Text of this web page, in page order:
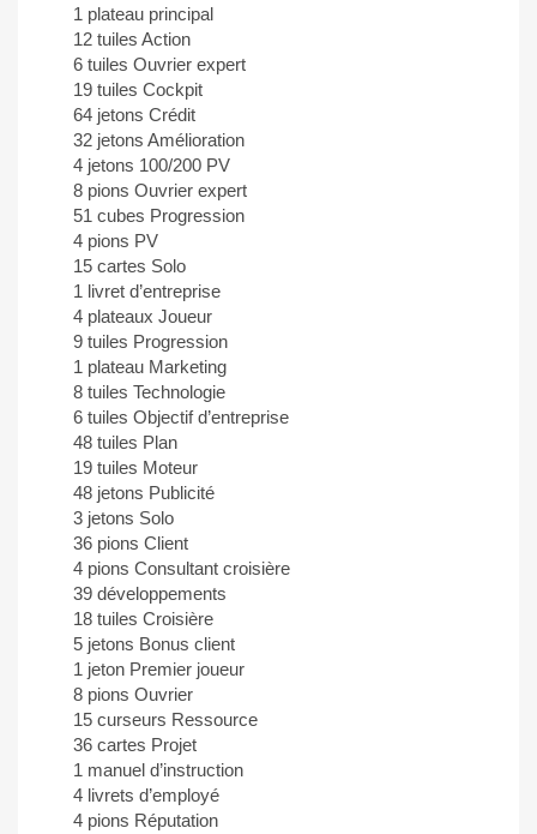
1 plateau principal
12 tuiles Action
6 tuiles Ouvrier expert
19 tuiles Cockpit
64 jetons Crédit
32 jetons Amélioration
4 jetons 100/200 PV
8 pions Ouvrier expert
51 cubes Progression
4 pions PV
15 cartes Solo
1 livret d’entreprise
4 plateaux Joueur
9 tuiles Progression
1 plateau Marketing
8 tuiles Technologie
6 tuiles Objectif d’entreprise
48 tuiles Plan
19 tuiles Moteur
48 jetons Publicité
3 jetons Solo
36 pions Client
4 pions Consultant croisière
39 développements
18 tuiles Croisière
5 jetons Bonus client
1 jeton Premier joueur
8 pions Ouvrier
15 curseurs Ressource
36 cartes Projet
1 manuel d’instruction
4 livrets d’employé
4 pions Réputation